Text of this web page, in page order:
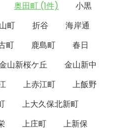
奥田町 (1件)
小黒
町 折谷
海岸通
町 鹿島町
春日
山新桜ケ丘
金山新中
上赤江町
上飯野
上大久保北新町
上庄町
上新保